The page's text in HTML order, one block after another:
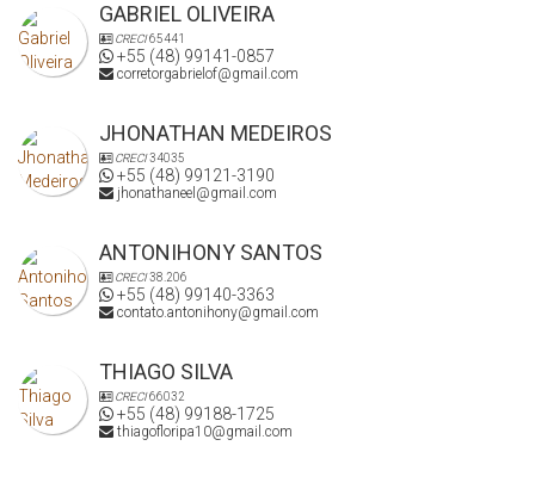
GABRIEL OLIVEIRA
CRECI65441
+55 (48) 99141-0857
corretorgabrielof@gmail.com
JHONATHAN MEDEIROS
CRECI34035
+55 (48) 99121-3190
jhonathaneel@gmail.com
ANTONIHONY SANTOS
CRECI38.206
+55 (48) 99140-3363
contato.antonihony@gmail.com
THIAGO SILVA
CRECI66032
+55 (48) 99188-1725
thiagofloripa10@gmail.com